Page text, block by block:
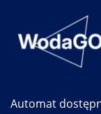
Automat